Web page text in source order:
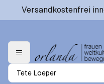
Versandkostenfrei